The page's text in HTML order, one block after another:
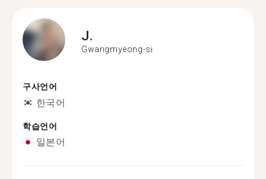
J.
Gwangmyeong-si
구사언어
한국어
학습언어
일본어